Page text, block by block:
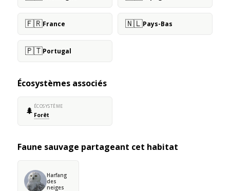
🇫🇷France 🇳🇱Pays-Bas
🇵🇹Portugal
Écosystèmes associés
🌲 ÉCOSYSTÈME
Forêt
Faune sauvage partageant cet habitat
Harfang
des
neiges